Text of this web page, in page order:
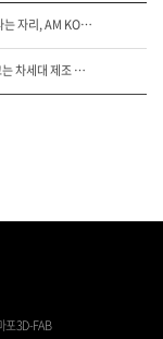
적층제조·3D프린팅 및 AI 융합 제조기술을 만나는 자리, AM KOREA 2026
SIMTOS 2026 Physical AI와 적층제조가 이끄는 차세대 제조 심포지움 개최
포3D-FAB